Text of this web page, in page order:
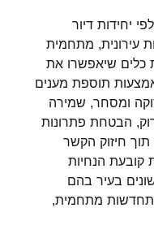
יחידות דיור
עירונית, מתחמית
כלים שיאפשרו את
תוספת מענים
ומסחר, שמירה
הבטחת פתרונות
חיזוק הקשר
קובעת הנחיות
בעיר בהם
התחדשות מתחמית,